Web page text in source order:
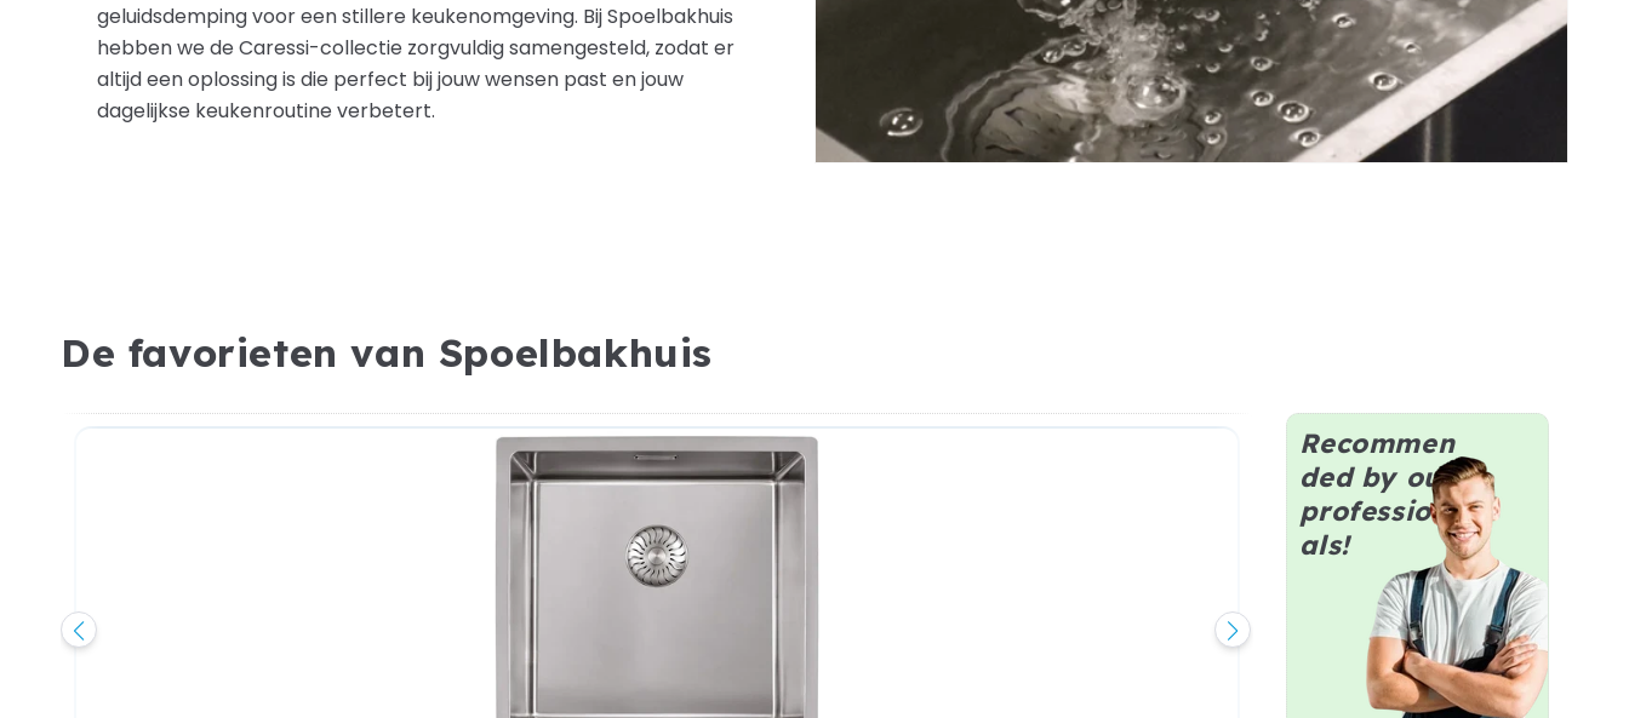
geluidsdemping voor een stillere keukenomgeving. Bij Spoelbakhuis
hebben we de Caressi-collectie zorgvuldig samengesteld, zodat er
altijd een oplossing is die perfect bij jouw wensen past en jouw
dagelijkse keukenroutine verbetert.
De favorieten van Spoelbakhuis
Recommen
ded by our
profession
als!